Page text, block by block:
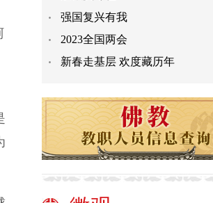
强国复兴有我
2023全国两会
新春走基层 欢度藏历年